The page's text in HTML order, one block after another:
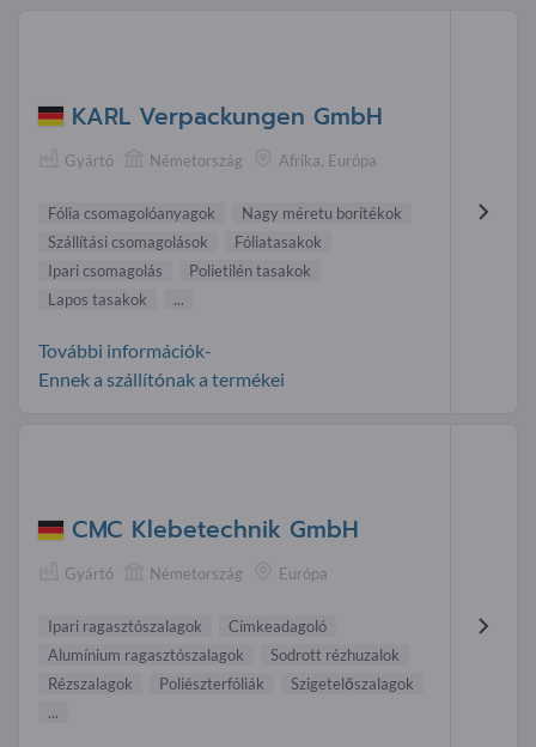
KARL Verpackungen GmbH
Gyártó Németország Afrika, Európa
Fólia csomagolóanyagok
Nagy méretu borítékok
Szállítási csomagolások
Fóliatasakok
Ipari csomagolás
Polietilén tasakok
Lapos tasakok
...
További információk-
Ennek a szállítónak a termékei
CMC Klebetechnik GmbH
Gyártó Németország Európa
Ipari ragasztószalagok
Címkeadagoló
Alumínium ragasztószalagok
Sodrott rézhuzalok
Rézszalagok
Poliészterfóliák
Szigetelőszalagok
...